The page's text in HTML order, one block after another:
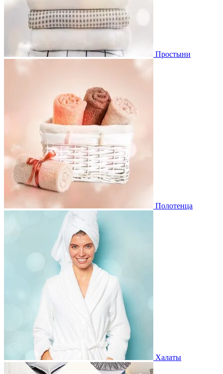
Простыни
Полотенца
Халаты